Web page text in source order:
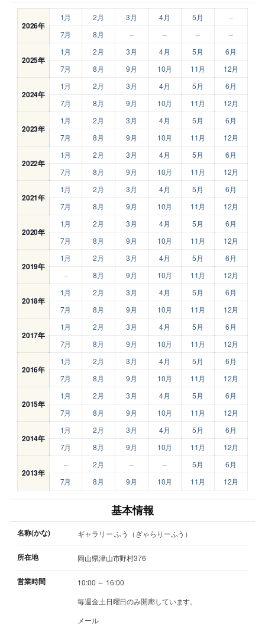
2026年
1月 2月 3月 4月 5月
–
7月
8月 – – – –
2025年
1月 2月 3月 4月 5月
6月
7月
8月 9月 10月 11月 12月
2024年
1月 2月 3月 4月 5月
6月
7月
8月 9月 10月 11月 12月
2023年
1月 2月 3月 4月 5月
6月
7月
8月 9月 10月 11月 12月
2022年
1月 2月 3月 4月 5月
6月
7月
8月 9月 10月 11月 12月
2021年
1月 2月 3月 4月 5月
6月
7月
8月 9月 10月 11月 12月
2020年
1月 2月 3月 4月 5月
6月
7月
8月 9月 10月 11月 12月
2019年
1月 2月 3月 4月 5月
6月
–
8月 9月 10月 11月 12月
2018年
1月 2月 3月 4月 5月
6月
7月
8月 9月 10月 11月 12月
2017年
1月 2月 3月 4月 5月
6月
7月
8月 9月 10月 11月 12月
2016年
1月 2月 3月 4月 5月
6月
7月
8月 9月 10月 11月 12月
2015年
1月 2月 3月 4月 5月
6月
7月
8月 9月 10月 11月 12月
2014年
1月 2月 3月 4月 5月
6月
7月
8月 9月 10月 11月 12月
2013年
– 2月 – – 5月
6月
7月
8月 9月 10月 11月 12月
基本情報
名称(かな) ギャラリー ふう（ぎゃらりーふう）
所在地 岡山県津山市野村376
営業時間
10:00 ～ 16:00
毎週金土日曜日のみ開廊しています。
メール